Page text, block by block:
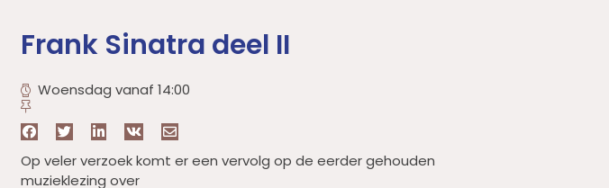
Frank Sinatra deel II
Woensdag vanaf 14:00
Op veler verzoek komt er een vervolg op de eerder gehouden
muzieklezing over